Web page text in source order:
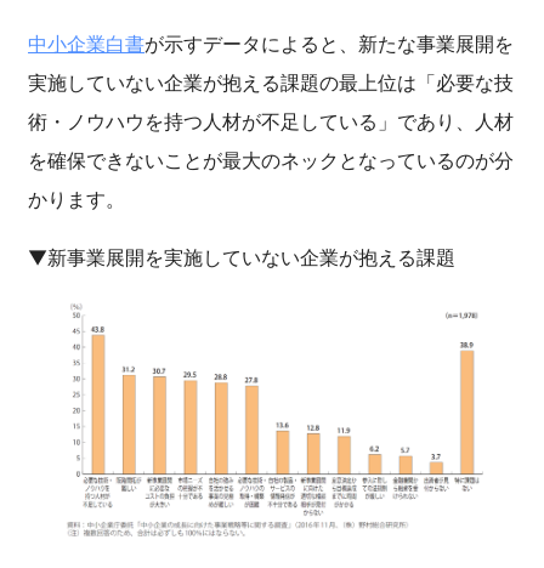
中小企業白書が示すデータによると、新たな事業展開を
実施していない企業が抱える課題の最上位は「必要な技
術・ノウハウを持つ人材が不足している」であり、人材
を確保できないことが最大のネックとなっているのが分
かります。
▼新事業展開を実施していない企業が抱える課題